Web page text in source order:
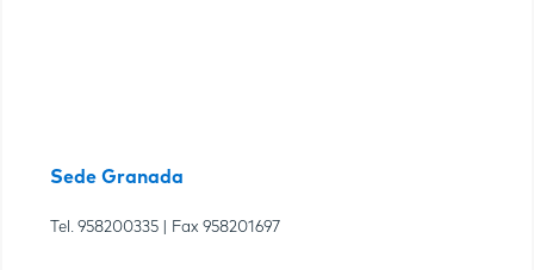
Sede Granada
Tel. 958200335 | Fax 958201697